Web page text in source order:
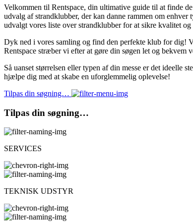
Velkommen til Rentspace, din ultimative guide til at finde
udvalg af strandklubber, der kan danne rammen om
udvalgt vores liste over strandklubber for at sikre kvalitet
Dyk ned i vores samling og find den perfekte klub for dig!
Rentspace stræber vi efter at gøre din søgen let og bekvem
Så uanset størrelsen eller typen af din messe er det
hjælpe dig med at skabe en uforglemmelig oplevelse!
Tilpas din søgning…
Tilpas din søgning…
SERVICES
TEKNISK UDSTYR